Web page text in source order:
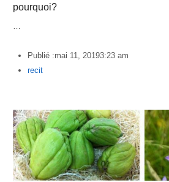
pourquoi?
…
Publié :mai 11, 20193:23 am
Author
recit